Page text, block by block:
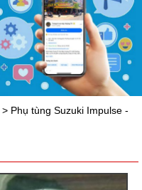
> Phụ tùng Suzuki Impulse -